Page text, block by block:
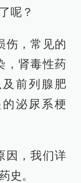
呢？
伤，常见的
，肾毒性药
前列腺肥
泌尿系梗
因，我们详
史。